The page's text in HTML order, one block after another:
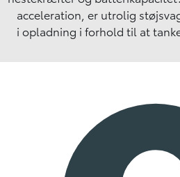
acceleration, er utrolig
i opladning i forhold til at